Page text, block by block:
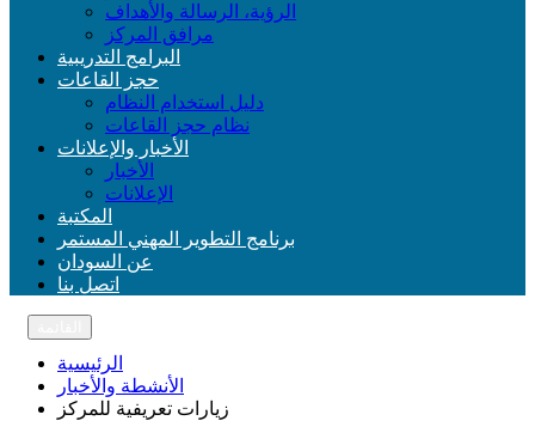
الرؤية، الرسالة والأهداف
مرافق المركز
البرامج التدريبية
حجز القاعات
دليل استخدام النظام
نظام حجز القاعات
الأخبار والإعلانات
الأخبار
الإعلانات
المكتبة
برنامج التطوير المهني المستمر
عن السودان
اتصل بنا
الرئيسية
الأنشطة والأخبار
زيارات تعريفية للمركز